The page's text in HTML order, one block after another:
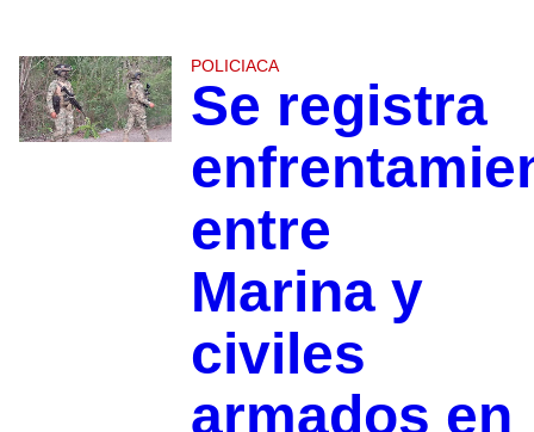
POLICIACA
Se registra
entre
Marina y
civiles
armados en